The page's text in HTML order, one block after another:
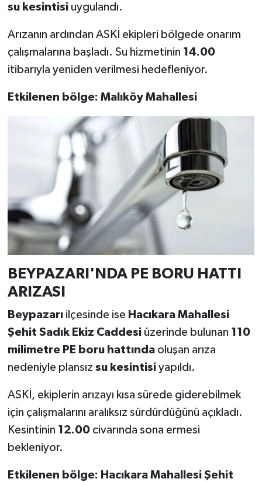
su kesintisiuygulandı.
Arızanın ardından ASKİ ekipleri bölgede onarım
çalışmalarına başladı. Su hizmetinin 14.00
itibarıyla yeniden verilmesi hedefleniyor.
Etkilenen bölge: Malıköy Mahallesi
BEYPAZARI'NDA PE BORU HATTI
ARIZASI
Beypazarıilçesinde ise Hacıkara Mahallesi
Şehit Sadık Ekiz Caddesiüzerinde bulunan 110
milimetre PE boru hattındaoluşan arıza
nedeniyle plansız su kesintisiyapıldı.
ASKİ, ekiplerin arızayı kısa sürede giderebilmek
için çalışmalarını aralıksız sürdürdüğünü açıkladı.
Kesintinin 12.00civarında sona ermesi
bekleniyor.
Etkilenen bölge: Hacıkara Mahallesi Şehit